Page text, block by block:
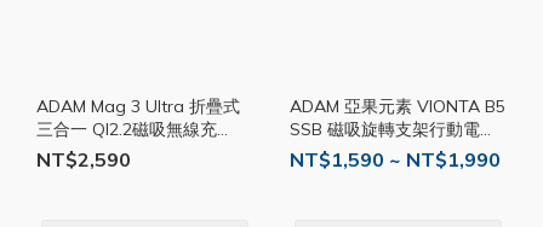
ADAM Mag 3 Ultra 折疊式
三合一 QI2.2磁吸無線充
AD98
NT$2,590
ADAM 亞果元素 VIONTA B5
SSB 磁吸旋轉支架行動電源
AD96
NT$1,590 ~ NT$1,990